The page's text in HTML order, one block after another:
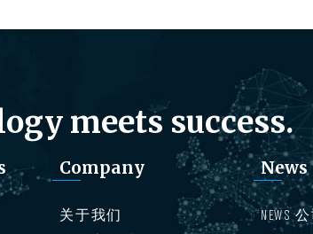
meets success.
Company
关于我们
News
NEWS 公